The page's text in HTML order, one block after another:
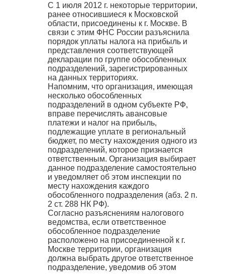
С 1 июля 2012 г. некоторые территории,
ранее относившиеся к Московской
области, присоединены к г. Москве. В
связи с этим ФНС России разъяснила
порядок уплаты налога на прибыль и
представления соответствующей
декларации по группе обособленных
подразделений, зарегистрированных
на данных территориях.
Напомним, что организация, имеющая
несколько обособленных
подразделений в одном субъекте РФ,
вправе перечислять авансовые
платежи и налог на прибыль,
подлежащие уплате в региональный
бюджет, по месту нахождения одного из
подразделений, которое признается
ответственным. Организация выбирает
данное подразделение самостоятельно
и уведомляет об этом инспекции по
месту нахождения каждого
обособленного подразделения (абз. 2 п.
2 ст. 288 НК РФ).
Согласно разъяснениям налогового
ведомства, если ответственное
обособленное подразделение
расположено на присоединенной к г.
Москве территории, организация
должна выбрать другое ответственное
подразделение, уведомив об этом